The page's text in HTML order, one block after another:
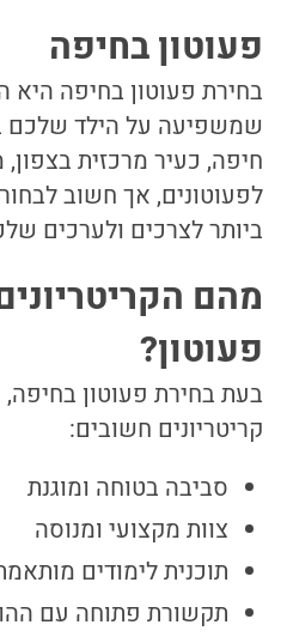
פעוטון בחיפה
בחירת פעוטון בחיפה
שמשפיעה על הילד שלכם
חיפה, כעיר מרכזית
לפעוטונים, אך חשוב
ביותר לצרכים ולערכים
מהם
פעוטון?
בעת בחירת פעוטון
קריטריונים חשובים:
סביבה בטוחה ומוגנת
צוות מקצועי ומנוסה
תוכנית לימודים
תקשורת פתוחה עם